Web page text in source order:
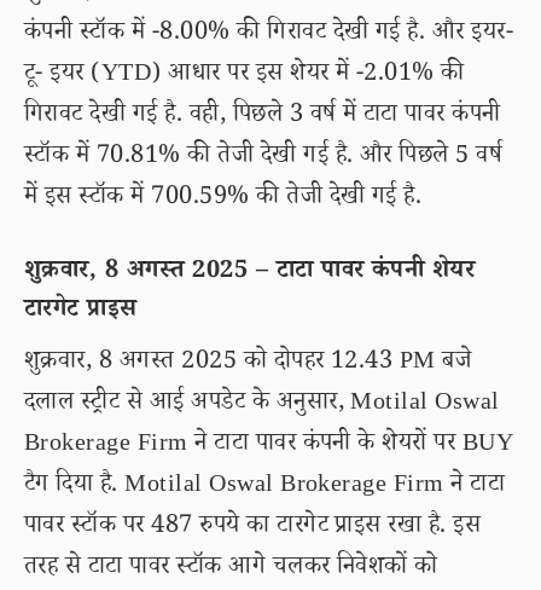
कंपनी स्टॉक में -8.00% की गिरावट देखी गई है. और इयर-
टू- इयर (YTD) आधार पर इस शेयर में -2.01% की
गिरावट देखी गई है. वही, पिछले 3 वर्ष में टाटा पावर कंपनी
स्टॉक में 70.81% की तेजी देखी गई है. और पिछले 5 वर्ष
में इस स्टॉक में 700.59% की तेजी देखी गई है.
शुक्रवार, 8 अगस्त 2025 – टाटा पावर कंपनी शेयर
टारगेट प्राइस
शुक्रवार, 8 अगस्त 2025 को दोपहर 12.43 PM बजे
दलाल स्ट्रीट से आई अपडेट के अनुसार, Motilal Oswal
Brokerage Firm ने टाटा पावर कंपनी के शेयरों पर BUY
टैग दिया है. Motilal Oswal Brokerage Firm ने टाटा
पावर स्टॉक पर 487 रुपये का टारगेट प्राइस रखा है. इस
तरह से टाटा पावर स्टॉक आगे चलकर निवेशकों को